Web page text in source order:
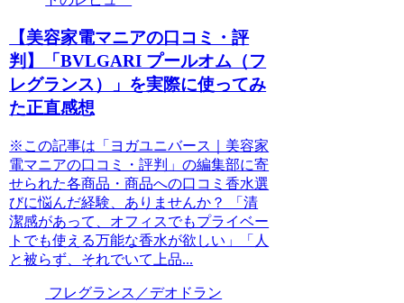
【美容家電マニアの口コミ・評
判】「BVLGARI プールオム（フ
レグランス）」を実際に使ってみ
た正直感想
※この記事は「ヨガユニバース｜美容家
電マニアの口コミ・評判」の編集部に寄
せられた各商品・商品への口コミ香水選
びに悩んだ経験、ありませんか？ 「清
潔感があって、オフィスでもプライベー
トでも使える万能な香水が欲しい」「人
と被らず、それでいて上品...
フレグランス／デオドラン